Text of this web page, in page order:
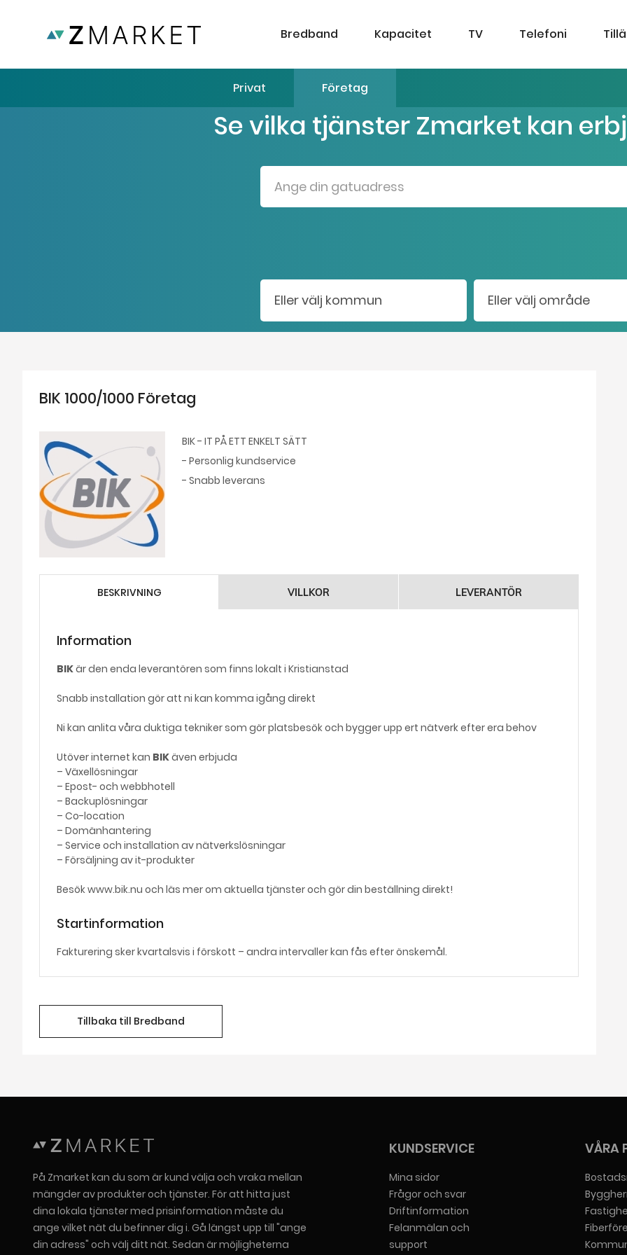
Bredband Kapacitet TV Telefoni
Privat Företag
Se vilka tjänster Zmarket kan
BIK 1000/1000 Företag
BIK - IT PÅ ETT ENKELT SÄTT
- Personlig kundservice
- Snabb leverans
BESKRIVNING VILLKOR LEVERANTÖR
Information
BIKär den enda leverantören som finns lokalt i Kristianstad
Snabb installation gör att ni kan komma igång direkt
Ni kan anlita våra duktiga tekniker som gör platsbesök och bygger upp ert nätverk efter era behov
Utöver internet kan BIKäven erbjuda
– Växellösningar
– Epost- och webbhotell
– Backuplösningar
– Co-location
– Domänhantering
– Service och installation av nätverkslösningar
– Försäljning av it-produkter
Besök www.bik.nu och läs mer om aktuella tjänster och gör din beställning direkt!
Startinformation
Fakturering sker kvartalsvis i förskott – andra intervaller kan fås efter önskemål.
Tillbaka till Bredband
På Zmarket kan du som är kund välja och vraka mellan
mängder av produkter och tjänster. För att hitta just
dina lokala tjänster med prisinformation måste du
ange vilket nät du befinner dig i. Gå längst upp till "ange
din adress" och välj ditt nät. Sedan är möjligheterna
KUNDSERVICE
Mina sidor
Frågor och svar
Driftinformation
Felanmälan och
support
VÅRA